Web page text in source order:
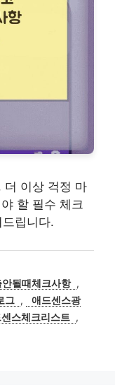
더 이상 걱정 마
할 필수 체크
립니다.
될때체크사항 ,
그 ,
애드센스광
스체크리스트 ,